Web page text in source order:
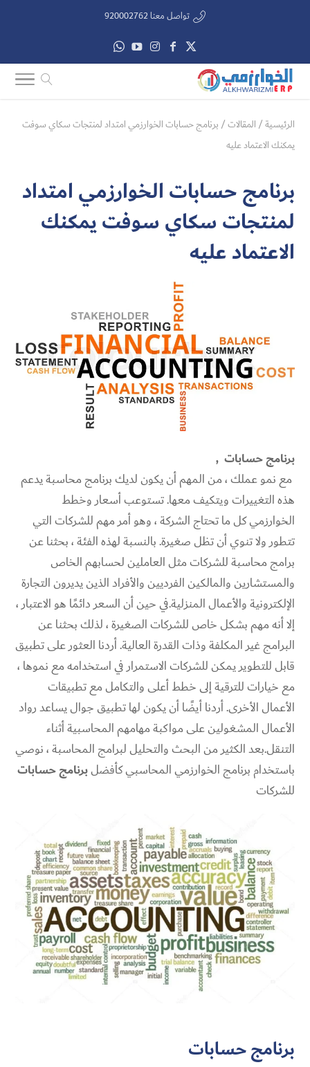
تواصل معنا 920002762
الرئيسية/ المقالات/ برنامج حسابات الخوارزمي امتداد لمنتجات سكاي سوفت
يمكنك الاعتماد عليه
برنامج حسابات الخوارزمي امتداد
لمنتجات سكاي سوفت يمكنك
الاعتماد عليه
برنامج حسابات ,
مع نمو عملك ، من المهم أن يكون لديك برنامج محاسبة يدعم
هذه التغييرات ويتكيف معها. تستوعب أسعار وخطط
الخوارزمي كل ما تحتاج الشركة ، وهو أمر مهم للشركات التي
تتطور ولا تنوي أن تظل صغيرة. بالنسبة لهذه الفئة ، بحثنا عن
برامج محاسبة للشركات مثل العاملين لحسابهم الخاص
والمستشارين والمالكين الفرديين والأفراد الذين يديرون التجارة
الإلكترونية والأعمال المنزلية.في حين أن السعر دائمًا هو الاعتبار ،
إلا أنه مهم بشكل خاص للشركات الصغيرة ، لذلك بحثنا عن
البرامج غير المكلفة وذات القدرة العالية. أردنا العثور على تطبيق
قابل للتطوير يمكن للشركات الاستمرار في استخدامه مع نموها ،
مع خيارات للترقية إلى خطط أعلى والتكامل مع تطبيقات
الأعمال الأخرى. أردنا أيضًا أن يكون لها تطبيق جوال يساعد رواد
الأعمال المشغولين على مواكبة مهامهم المحاسبية أثناء
التنقل.بعد الكثير من البحث والتحليل لبرامج المحاسبة ، نوصي
باستخدام برنامج الخوارزمي المحاسبي كأفضلبرنامج حسابات
للشركات
برنامج حسابات